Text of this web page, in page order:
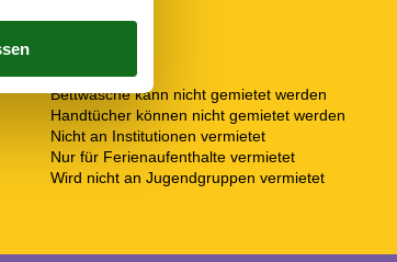
Notiz
Bettwäsche kann nicht gemietet werden
Handtücher können nicht gemietet werden
Nicht an Institutionen vermietet
Nur für Ferienaufenthalte vermietet
Wird nicht an Jugendgruppen vermietet